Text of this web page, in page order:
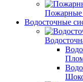
Пожарные
Водосточные